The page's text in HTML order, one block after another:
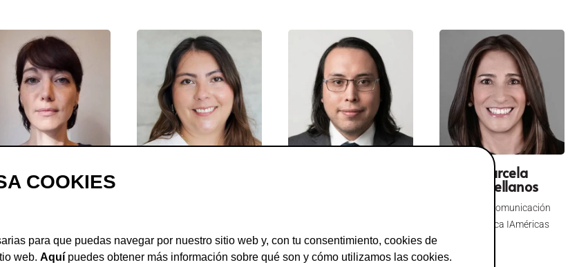
COOKIES
para que puedas navegar por nuestro sitio web y, con tu consentimiento, cookies de
web.Aquí puedes obtener más información sobre qué son y cómo utilizamos las cookies.
Vanessa Nèble Marcela
Castellanos
Lead de Comunicación
Estratégica IAméricas